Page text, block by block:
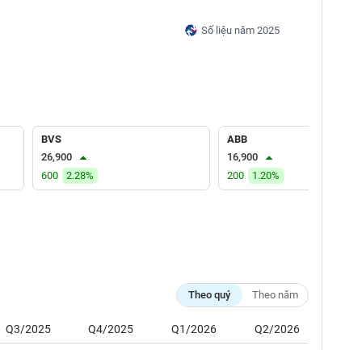
Số liệu năm 2025
BVS
26,900
600
2.28%
ABB
16,900
200
1.20%
Theo quý Theo năm
Q3/2025 Q4/2025 Q1/2026 Q2/2026